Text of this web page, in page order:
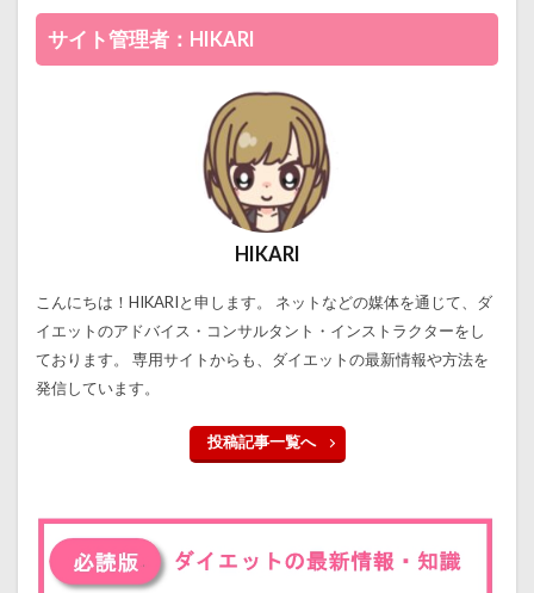
サイト管理者：HIKARI
HIKARI
こんにちは！HIKARIと申します。 ネットなどの媒体を通じて、ダ
イエットのアドバイス・コンサルタント・インストラクターをし
ております。 専用サイトからも、ダイエットの最新情報や方法を
発信しています。
投稿記事一覧へ